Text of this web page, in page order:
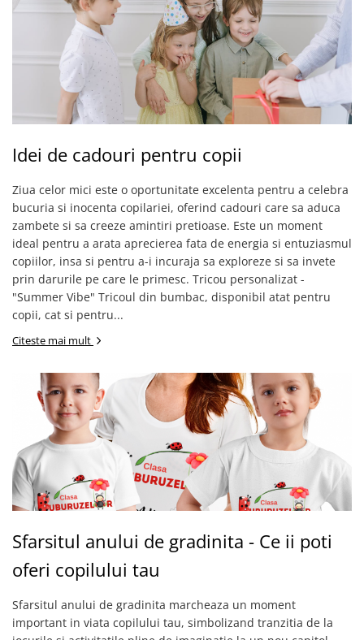
Cadouri ocazii speciale
Tricouri de craciun
Tricouri de cuplu Valentine's Day
Valentine's Day
Cadouri pentru Bunici
Cadouri pentru Nasi si Fini
Cadouri pentru Mama
Cadouri pentru profesori sau absolventi
Cadouri Back to school
Cadouri de Paște
Cadouri Traditionale Romanesti
8 Martie
Cadouri pentru CUPLU El & Ea
Cadouri Iubitori de animale
Cadouri Pensionare
Cadouri Colegi, sefi sau angajati
Cadouri pentru Doctori
Cadouri pentru Sfânta Maria
Martisoare
Idei de cadouri pentru copii
Ziua celor mici este o oportunitate excelenta pentru a celebra
bucuria si inocenta copilariei, oferind cadouri care sa aduca
zambete si sa creeze amintiri pretioase. Este un moment
ideal pentru a arata aprecierea fata de energia si entuziasmul
copiilor, insa si pentru a-i incuraja sa exploreze si sa invete
prin darurile pe care le primesc. Tricou personalizat -
"Summer Vibe" Tricoul din bumbac, disponibil atat pentru
copii, cat si pentru...
Citeste mai mult
Sfarsitul anului de gradinita - Ce ii poti
oferi copilului tau
Sfarsitul anului de gradinita marcheaza un moment
important in viata copilului tau, simbolizand tranzitia de la